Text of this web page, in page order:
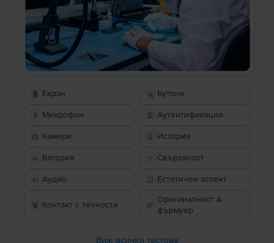
Екран Бутони
Микрофон Аутентификация
Камери История
Батерия Свързаност
Аудио Естетичен аспект
Контакт с течности
Оригиналност &
фърмуер
Виж всички тестове